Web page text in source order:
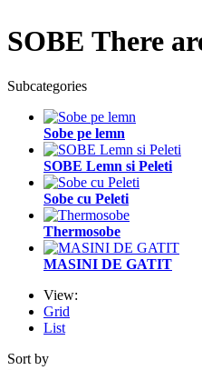
SOBE There
Subcategories
Sobe pe lemn
SOBE Lemn si Peleti
Sobe cu Peleti
Thermosobe
MASINI DE GATIT
View:
Grid
List
Sort by